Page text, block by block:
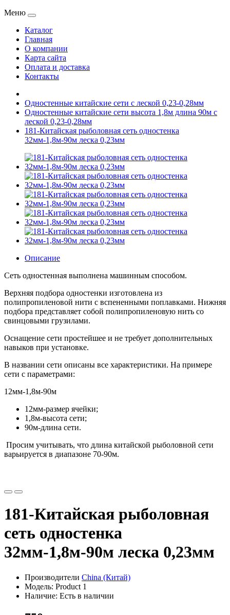
Меню
Каталог
Главная
О компании
Карта сайта
Оплата и доставка
Контакты
Одностенные китайские сети с леской 0,23-0,28мм
Одностенные китайские сети высота 1,8м длина 90м с
леской 0,23-0,28мм
181-Китайская рыболовная сеть одностенка
32мм-1,8м-90м леска 0,23мм
Описание
Сеть одностенная выполнена машинным способом.
Верхняя подбора одностенки изготовлена из
полипропиленовой нити с вспененными поплавками. Нижняя
подбора представляет собой полипропиленовую нить со
свинцовыми грузилами.
Оснащение сети простейшее и не требует дополнительных
навыков при установке.
В названии сети описаны все характеристики. На примере
сети с параметрами:
12мм-1,8м-90м
12мм-размер ячейки;
1,8м-высота сети;
90м-длина сети.
Просим учитывать, что длина китайской рыболовной сети
варьируется в диапазоне 70-90м.
181-Китайская рыболовная
сеть одностенка
32мм-1,8м-90м леска 0,23мм
Производители China (Китай)
Модель: Product 1
Наличие: Есть в наличии